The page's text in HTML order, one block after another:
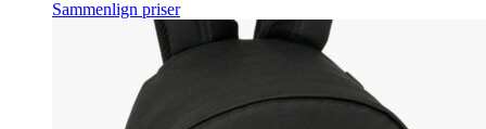
Sammenlign priser